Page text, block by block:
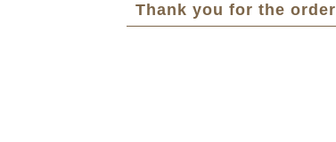
Thank you for the order